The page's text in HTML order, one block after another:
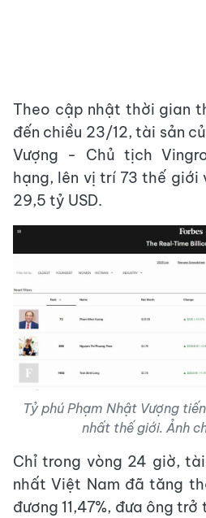
Theo cập nhật thời gian
đến chiều 23/12, tài sản
Vượng - Chủ tịch
hạng, lên vị trí 73 thế giới
29,5 tỷ USD.
Tỷ phú Phạm Nhật Vượng
nhất thế giới. Ảnh
Chỉ trong vòng 24 giờ,
nhất Việt Nam đã tăng
đương 11,47%, đưa ông